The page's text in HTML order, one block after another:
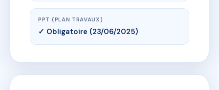
PPT (PLAN TRAVAUX)
✓ Obligatoire (23/06/2025)